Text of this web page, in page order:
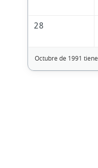
28
Octubre de 1991 tiene